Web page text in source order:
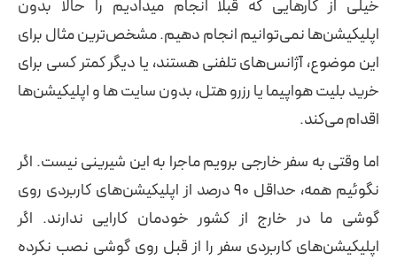
خیلی از کارهایی که قبلاً انجام میدادیم را حالا بدون
اپلیکیشن‌ها نمی‌توانیم انجام دهیم. مشخص‌ترین مثال برای
این موضوع، آژانس‌های تلفنی هستند، یا دیگر کمتر کسی برای
خرید بلیت هواپیما یا رزرو هتل، بدون سایت ها و اپلیکیشن‌ها
اقدام می‌کند.
اما وقتی به سفر خارجی برویم ماجرا به این شیرینی نیست. اگر
نگوئیم همه، حداقل 90 درصد از اپلیکیشن‌های کاربردی روی
گوشی ما در خارج از کشور خودمان کارایی ندارند. اگر
اپلیکیشن‌های کاربردی سفر را از قبل روی گوشی نصب نکرده